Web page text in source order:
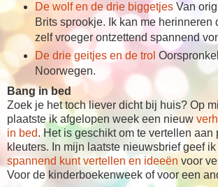
De wolf en de drie biggetjesVan
Brits sprookje. Ik kan me herinneren
zelf vroeger ontzettend spannend
De drie geitjes en de trol
Noorwegen.
Bang in bed
Zoek je het toch liever dicht bij huis? Op
plaatste ik afgelopen week een nieuw
in bed. Het is geschikt om te vertellen aan
kleuters. In mijn laatste nieuwsbrief geef ik
spannend kunt vertellen en ideeën voor
Voor de kinderboekenweek of voor een